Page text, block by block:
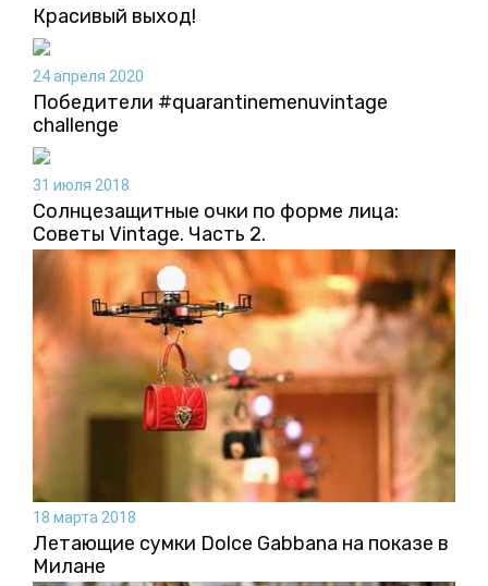
Красивый выход!
24 апреля 2020
Победители #quarantinemenuvintage
challenge
31 июля 2018
Солнцезащитные очки по форме лица:
Советы Vintage. Часть 2.
18 марта 2018
Летающие сумки Dolce Gabbana на показе в
Милане